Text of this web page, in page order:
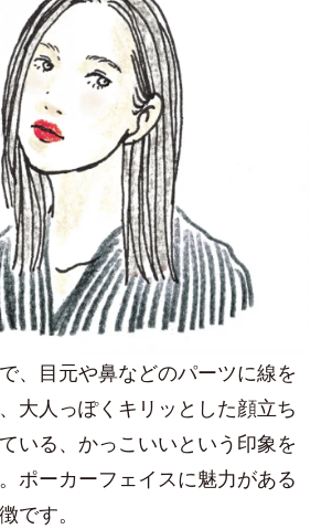
、目元や鼻などのパーツに線を
大人っぽくキリッとした顔立ち
いる、かっこいいという印象を
ポーカーフェイスに魅力がある
です。